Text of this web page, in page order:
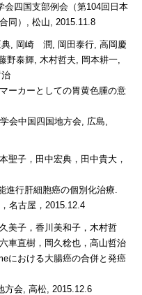
会四国支部例会（第104回日本
同）, 松山, 2015.11.8
典, 岡崎 潤, 岡田泰行, 高岡慶
野泰輝, 木村哲夫, 岡本耕一,
ーカーとしての胃黄色腫の意
会中国四国地方会, 広島,
子，田中宏典，田中貴大，
進行肝細胞癌の個別化治療.
名古屋，2015.12.4
美子，香川美和子，木村哲
車直樹，岡久稔也，高山哲治
における大腸癌の合併と発癌
方会, 高松, 2015.12.6